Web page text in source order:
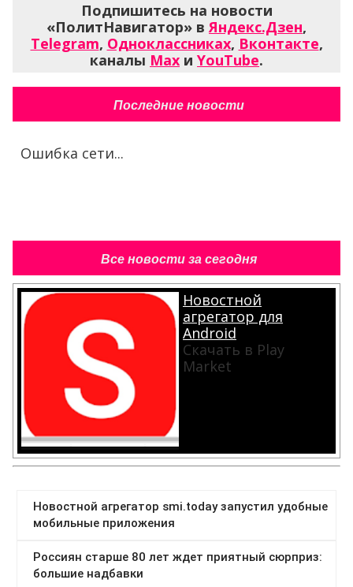
Подпишитесь на новости
«ПолитНавигатор» вЯндекс.Дзен,
Telegram, Одноклассниках, Вконтакте,
каналы Max и YouTube.
Последние новости
Ошибка сети...
Все новости за сегодня
Новостной
агрегатор для
Android
Скачать в Play
Market